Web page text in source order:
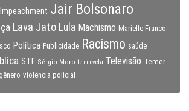
Impeachment Jair Bolsonaro
Lava Jato Lula Machismo Marielle Franco
Política Publicidade Racismo saúde
STF Sérgio Moro telenovela Televisão Temer
violência policial